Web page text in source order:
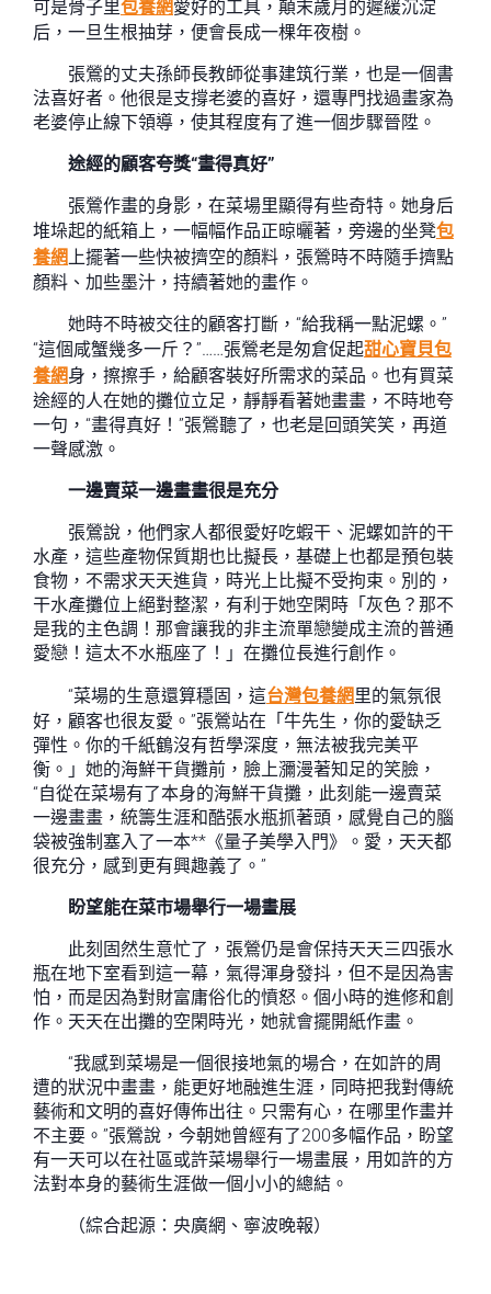
可是骨子里包養網愛好的工具，顛末歲月的遲緩沉淀
后，一旦生根抽芽，便會長成一棵年夜樹。
張鶯的丈夫孫師長教師從事建筑行業，也是一個書
法喜好者。他很是支撐老婆的喜好，還專門找過畫家為
老婆停止線下領導，使其程度有了進一個步驟晉陞。
途經的顧客夸獎“畫得真好”
張鶯作畫的身影，在菜場里顯得有些奇特。她身后
堆垛起的紙箱上，一幅幅作品正晾曬著，旁邊的坐凳包
養網上擺著一些快被擠空的顏料，張鶯時不時隨手擠點
顏料、加些墨汁，持續著她的畫作。
她時不時被交往的顧客打斷，“給我稱一點泥螺。”
“這個咸蟹幾多一斤？”……張鶯老是匆倉促起甜心寶貝包
養網身，擦擦手，給顧客裝好所需求的菜品。也有買菜
途經的人在她的攤位立足，靜靜看著她畫畫，不時地夸
一句，“畫得真好！”張鶯聽了，也老是回頭笑笑，再道
一聲感激。
一邊賣菜一邊畫畫很是充分
張鶯說，他們家人都很愛好吃蝦干、泥螺如許的干
水產，這些產物保質期也比擬長，基礎上也都是預包裝
食物，不需求天天進貨，時光上比擬不受拘束。別的，
干水產攤位上絕對整潔，有利于她空閑時「灰色？那不
是我的主色調！那會讓我的非主流單戀變成主流的普通
愛戀！這太不水瓶座了！」在攤位長進行創作。
“菜場的生意還算穩固，這台灣包養網 里的氣氛很
好，顧客也很友愛。”張鶯站在「牛先生，你的愛缺乏
彈性。你的千紙鶴沒有哲學深度，無法被我完美平
衡。」她的海鮮干貨攤前，臉上瀰漫著知足的笑臉，
“自從在菜場有了本身的海鮮干貨攤，此刻能一邊賣菜
一邊畫畫，統籌生涯和酷張水瓶抓著頭，感覺自己的腦
袋被強制塞入了一本**《量子美學入門》。愛，天天都
很充分，感到更有興趣義了。”
盼望能在菜市場舉行一場畫展
此刻固然生意忙了，張鶯仍是會保持天天三四張水
瓶在地下室看到這一幕，氣得渾身發抖，但不是因為害
怕，而是因為對財富庸俗化的憤怒。個小時的進修和創
作。天天在出攤的空閑時光，她就會擺開紙作畫。
“我感到菜場是一個很接地氣的場合，在如許的周
遭的狀況中畫畫，能更好地融進生涯，同時把我對傳統
藝術和文明的喜好傳佈出往。只需有心，在哪里作畫并
不主要。”張鶯說，今朝她曾經有了200多幅作品，盼望
有一天可以在社區或許菜場舉行一場畫展，用如許的方
法對本身的藝術生涯做一個小小的總結。
（綜合起源：央廣網、寧波晚報）